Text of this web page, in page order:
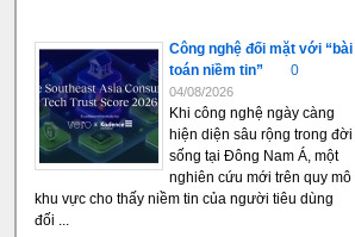
Công nghệ đối mặt với “bài
toán niềm tin”
0
04/08/2026
Khi công nghệ ngày càng
hiện diện sâu rộng trong đời
sống tại Đông Nam Á, một
nghiên cứu mới trên quy mô
khu vực cho thấy niềm tin của người tiêu dùng
đối ...